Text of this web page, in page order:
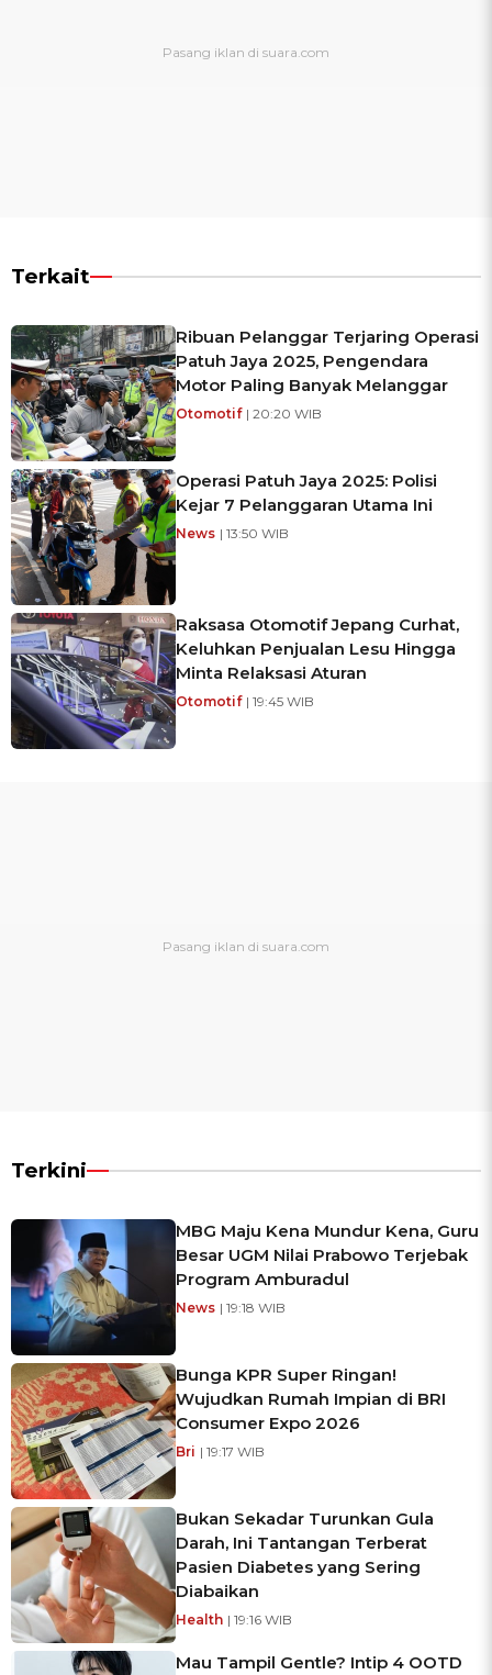
Terkait
Ribuan Pelanggar Terjaring Operasi
Patuh Jaya 2025, Pengendara
Motor Paling Banyak Melanggar
Otomotif | 20:20 WIB
Operasi Patuh Jaya 2025: Polisi
Kejar 7 Pelanggaran Utama Ini
News | 13:50 WIB
Raksasa Otomotif Jepang Curhat,
Keluhkan Penjualan Lesu Hingga
Minta Relaksasi Aturan
Otomotif | 19:45 WIB
Terkini
MBG Maju Kena Mundur Kena, Guru
Besar UGM Nilai Prabowo Terjebak
Program Amburadul
News | 19:18 WIB
Bunga KPR Super Ringan!
Wujudkan Rumah Impian di BRI
Consumer Expo 2026
Bri | 19:17 WIB
Bukan Sekadar Turunkan Gula
Darah, Ini Tantangan Terberat
Pasien Diabetes yang Sering
Diabaikan
Health | 19:16 WIB
Mau Tampil Gentle? Intip 4 OOTD